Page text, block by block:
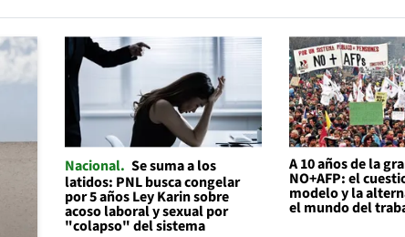
Nacional Se suma a los
latidos: PNL busca congelar
por 5 años Ley Karin sobre
acoso laboral y sexual por
"colapso" del sistema
A 10 años de la
NO+AFP: el
modelo y la
el mundo del